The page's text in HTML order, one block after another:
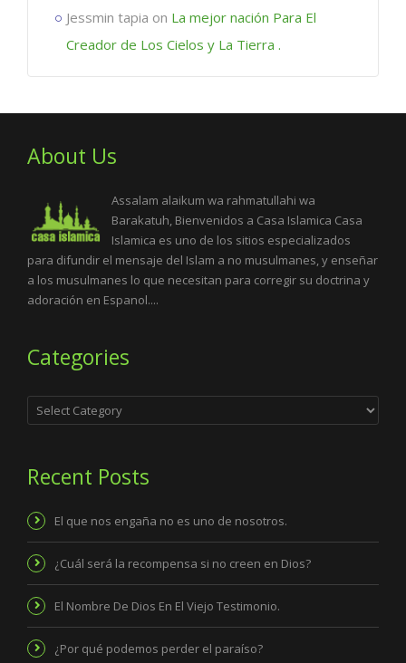
Jessmin tapia on La mejor nación Para El
Creador de Los Cielos y La Tierra .
About Us
Assalam alaikum wa rahmatullahi wa
Barakatuh, Bienvenidos a Casa Islamica Casa
Islamica es uno de los sitios especializados
para difundir el mensaje del Islam a no musulmanes, y enseñar
a los musulmanes lo que necesitan para corregir su doctrina y
adoración en Espanol....
Categories
Categories
Recent Posts
El que nos engaña no es uno de nosotros.
¿Cuál será la recompensa si no creen en Dios?
El Nombre De Dios En El Viejo Testimonio.
¿Por qué podemos perder el paraíso?